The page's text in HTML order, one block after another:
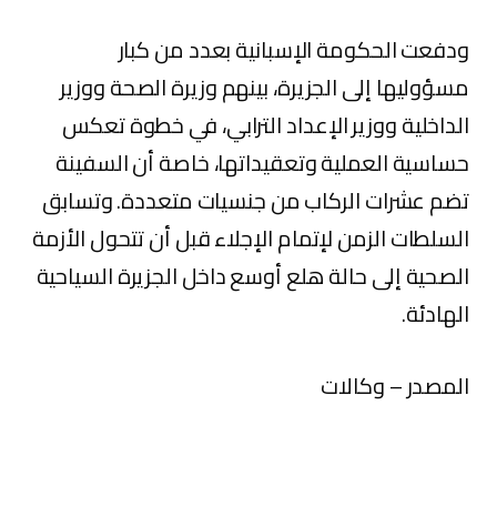
ودفعت الحكومة الإسبانية بعدد من كبار
مسؤوليها إلى الجزيرة، بينهم وزيرة الصحة ووزير
الداخلية ووزير الإعداد الترابي، في خطوة تعكس
حساسية العملية وتعقيداتها، خاصة أن السفينة
تضم عشرات الركاب من جنسيات متعددة. وتسابق
السلطات الزمن لإتمام الإجلاء قبل أن تتحول الأزمة
الصحية إلى حالة هلع أوسع داخل الجزيرة السياحية
الهادئة.
المصدر – وكالات